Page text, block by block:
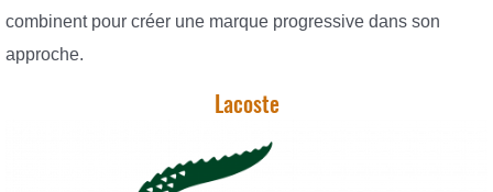
combinent pour créer une marque progressive dans son
approche.
Lacoste